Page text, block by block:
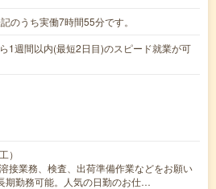
のうち実働7時間55分です。
1週間以内(最短2日目)のスピード就業が可
）
接業務、検査、出荷準備作業などをお願い
期勤務可能。人気の日勤のお仕…